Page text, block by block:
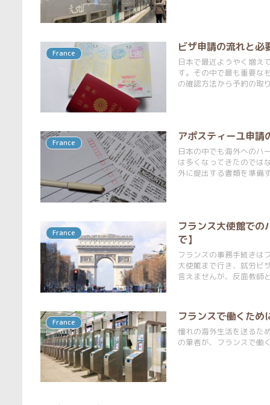
France ビザ申請の流れと必
日本で最近ようやく増え
す。その中で最も重要な
の確認方法から予約の取
France アポスティーユ申請
日本の中でも海外へのハ
は多くなってきたのでは
外に提出する書類を準備
France
フランス大使館での
で】
フランスの事務手続きは
大使館まで行き、就労ビ
言えませんが、反面教師
France フランスで働くため
憧れの海外生活を送るた
の筆者が、フランスで働